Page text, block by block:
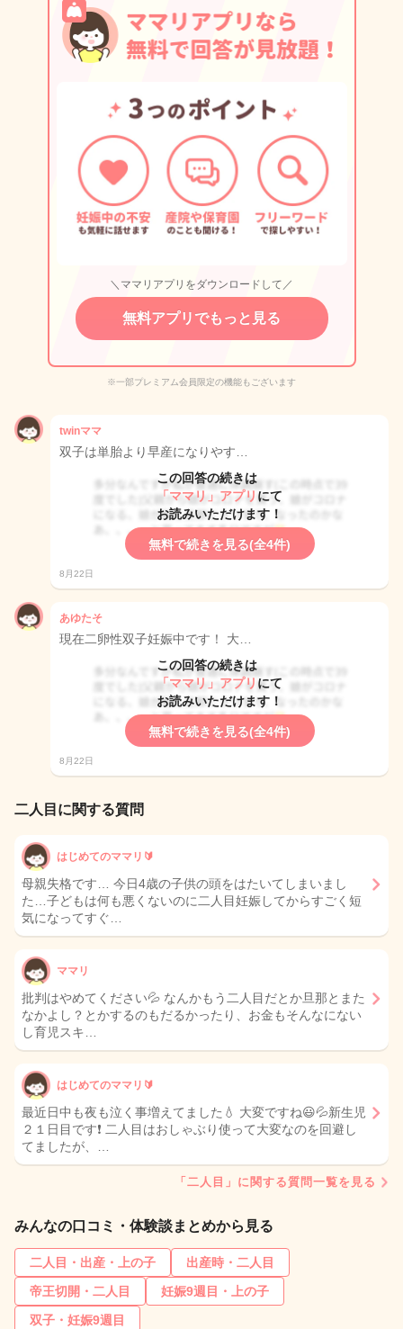
＼ママリアプリをダウンロードして／
無料アプリでもっと見る
※一部プレミアム会員限定の機能もございます
twinママ
双子は単胎より早産になりやす…
この回答の続きは
「ママリ」アプリ にて
お読みいただけます！
無料で続きを見る(全4件)
8月22日
あゆたそ
現在二卵性双子妊娠中です！ 大…
この回答の続きは
「ママリ」アプリ にて
お読みいただけます！
無料で続きを見る(全4件)
8月22日
二人目に関する質問
はじめてのママリ🔰
母親失格です… 今日4歳の子供の頭をはたいてしまいまし
た…子どもは何も悪くないのに二人目妊娠してからすごく短
気になってすぐ…
ママリ
批判はやめてください💦 なんかもう二人目だとか旦那とまた
なかよし？とかするのもだるかったり、お金もそんなにない
し育児スキ…
はじめてのママリ🔰
最近日中も夜も泣く事増えてました💧 大変ですね😃💦新生児
２１日目です❗ 二人目はおしゃぶり使って大変なのを回避し
てましたが、…
「二人目」に関する質問一覧を見る
みんなの口コミ・体験談まとめから見る
二人目・出産・上の子
出産時・二人目
帝王切開・二人目
妊娠9週目・上の子
双子・妊娠9週目